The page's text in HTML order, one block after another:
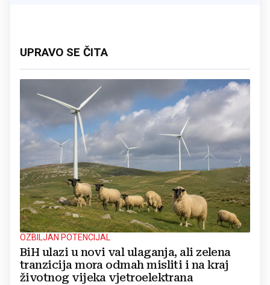
UPRAVO SE ČITA
OZBILJAN POTENCIJAL
BiH ulazi u novi val ulaganja, ali zelena
tranzicija mora odmah misliti i na kraj
životnog vijeka vjetroelektrana